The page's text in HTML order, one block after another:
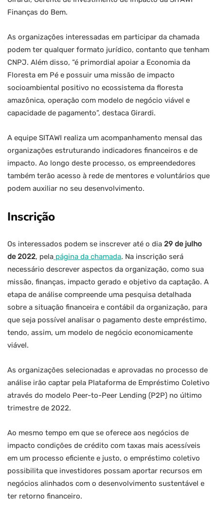
Finanças do Bem.
As organizações interessadas em participar da chamada
podem ter qualquer formato jurídico, contanto que tenham
CNPJ. Além disso, “é primordial apoiar a Economia da
Floresta em Pé e possuir uma missão de impacto
socioambiental positivo no ecossistema da floresta
amazônica, operação com modelo de negócio viável e
capacidade de pagamento”, destaca Girardi.
A equipe SITAWI realiza um acompanhamento mensal das
organizações estruturando indicadores financeiros e de
impacto. Ao longo deste processo, os empreendedores
também terão acesso à rede de mentores e voluntários que
podem auxiliar no seu desenvolvimento.
Inscrição
Os interessados podem se inscrever até o dia 29 de julho
de 2022, pela página da chamada. Na inscrição será
necessário descrever aspectos da organização, como sua
missão, finanças, impacto gerado e objetivo da captação. A
etapa de análise compreende uma pesquisa detalhada
sobre a situação financeira e contábil da organização, para
que seja possível analisar o pagamento deste empréstimo,
tendo, assim, um modelo de negócio economicamente
viável.
As organizações selecionadas e aprovadas no processo de
análise irão captar pela Plataforma de Empréstimo Coletivo
através do modelo Peer-to-Peer Lending (P2P) no último
trimestre de 2022.
Ao mesmo tempo em que se oferece aos negócios de
impacto condições de crédito com taxas mais acessíveis
em um processo eficiente e justo, o empréstimo coletivo
possibilita que investidores possam aportar recursos em
negócios alinhados com o desenvolvimento sustentável e
ter retorno financeiro.